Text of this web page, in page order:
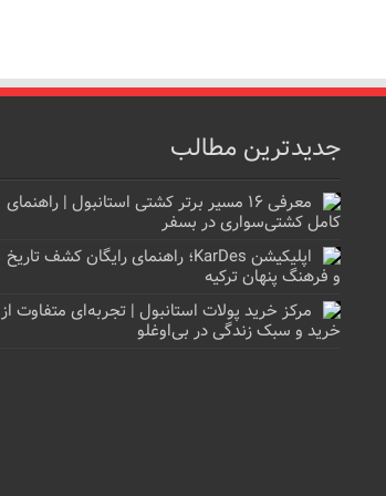
جدیدترین مطالب
معرفی ۱۶ مسیر برتر کشتی استانبول | راهنمای
کامل کشتی‌سواری در بسفر
اپلیکیشن KarDes؛ راهنمای رایگان کشف تاریخ
و فرهنگ پنهان ترکیه
مرکز خرید پولات استانبول | تجربه‌ای متفاوت از
خرید و سبک زندگی در بی‌اوغلو